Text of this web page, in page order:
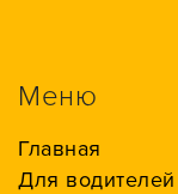
Меню
Главная
Для водителей